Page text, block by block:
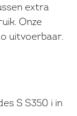
extra
Onze
uitvoerbaar.
S S350 i in